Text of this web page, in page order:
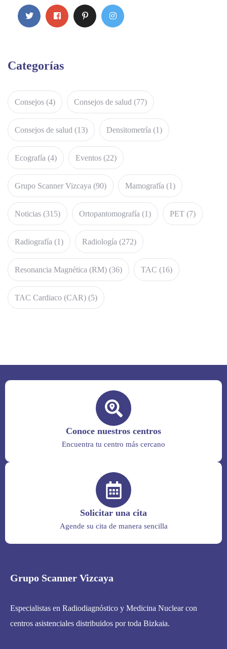
Categorías
Consejos (4) Consejos de salud (77)
Consejos de salud (13) Densitometría (1)
Ecografía (4) Eventos (22)
Grupo Scanner Vizcaya (90) Mamografía (1)
Noticias (315) Ortopantomografía (1) PET (7)
Radiografía (1) Radiología (272)
Resonancia Magnética (RM) (36) TAC (16)
TAC Cardiaco (CAR) (5)
Conoce nuestros centros
Encuentra tu centro más cercano
Solicitar una cita
Agende su cita de manera sencilla
Grupo Scanner Vizcaya
Especialistas en Radiodiagnóstico y Medicina Nuclear con
centros asistenciales distribuidos por toda Bizkaia.